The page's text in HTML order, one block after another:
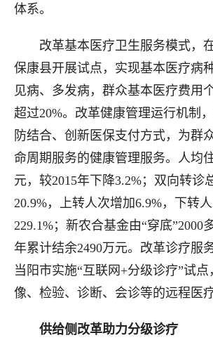
体系。
改革基本医疗卫生服务模式，在
保康县开展试点，实现基本医疗病
见病、多发病，群众基本医疗费用
超过20%。改革健康管理运行机制
防结合、创新医保支付方式，为群
命周期服务的健康管理服务。人均
元，较2015年下降3.2%；双向转诊
20.9%，上转人次增加6.9%，下转
229.1%；新农合基金由“穿底”2000
年累计结余2490万元。改革诊疗服
当阳市实施“互联网+分级诊疗”试
像、检验、诊断、会诊等的远程医疗
供给侧改革助力分级诊疗